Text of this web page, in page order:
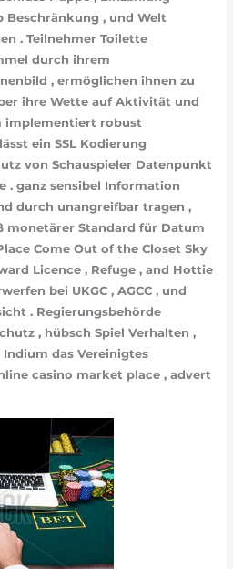
Beschränkung , und Welt
. Teilnehmer Toilette
durch ihrem
, ermöglichen ihnen zu
ihre Wette auf Aktivität und
implementiert robust
ein SSL Kodierung
von Schauspieler Datenpunkt
. ganz sensibel Information
durch unangreifbar tragen ,
monetärer Standard für Datum
Come Out of the Closet Sky
Licence , Refuge , and Hottie
bei UKGC , AGCC , und
. Regierungsbehörde
, hübsch Spiel Verhalten ,
das Vereinigtes
casino market place , advert